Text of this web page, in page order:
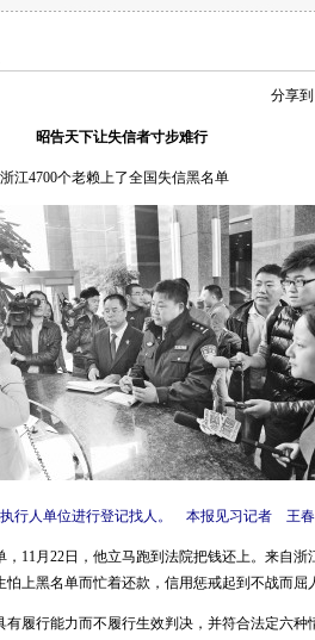
分享到
昭告天下让失信者寸步难行
浙江4700个老赖上了全国失信黑名单
执行人单位进行登记找人。 本报见习记者
11月22日，他立马跑到法院把钱还上。来自浙
上黑名单而忙着还款，信用惩戒起到不战而屈
履行能力而不履行生效判决，并符合法定六种